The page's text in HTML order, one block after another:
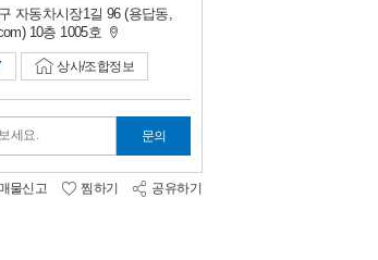
자동차시장1길 96 (용답동,
10층 1005호
상사/조합정보
세요. 문의
물신고 찜하기 공유하기